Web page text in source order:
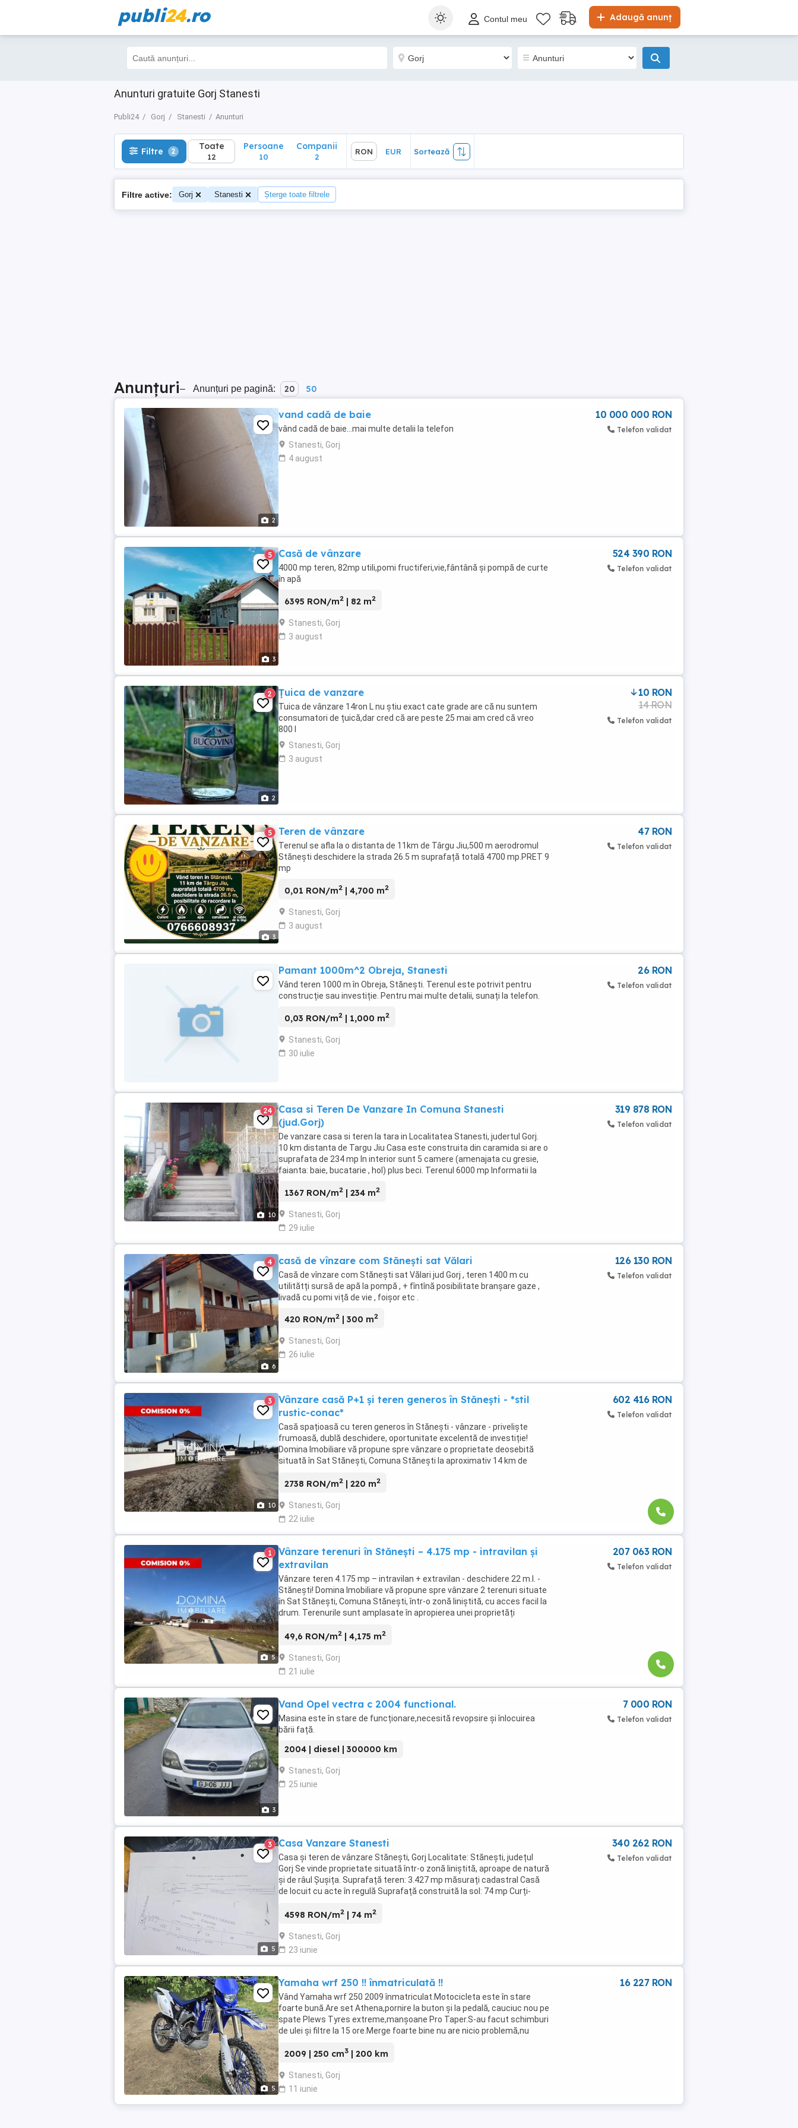
publi24.ro Adaugă anunț
Contul meu
Anunturi gratuite Gorj Stanesti
Publi24 Gorj Stanesti Anunturi
Filtre 2 Toate
12
Sortează
Filtre 2 Toate
12
Persoane
10
Companii
2
RON EUR Sortează
Filtre active: Gorj Stanesti Șterge toate filtrele
Anunțuri– Anunțuri pe pagină: 20 50
2
vand cadă de baie
vând cadă de baie...mai multe detalii la telefon
Stanesti, Gorj
4 august
10 000 000 RON
Telefon validat
3
5 Casă de vânzare
4000 mp teren, 82mp utili,pomi fructiferi,vie,fântână și pompă de curte
în apă
6395 RON/m2 | 82 m2
Stanesti, Gorj
3 august
524 390 RON
Telefon validat
2
2 Țuica de vanzare
Tuica de vânzare 14ron L nu știu exact cate grade are că nu suntem
consumatori de țuică,dar cred că are peste 25 mai am cred că vreo
800 l
Stanesti, Gorj
3 august
10 RON
14 RON
Telefon validat
3
5 Teren de vânzare
Terenul se afla la o distanta de 11km de Târgu Jiu,500 m aerodromul
Stănești deschidere la strada 26.5 m suprafață totală 4700 mp.PRET 9
mp
0,01 RON/m2 | 4,700 m2
Stanesti, Gorj
3 august
47 RON
Telefon validat
Pamant 1000m^2 Obreja, Stanesti
Vând teren 1000 m în Obreja, Stănești. Terenul este potrivit pentru
construcție sau investiție. Pentru mai multe detalii, sunați la telefon.
0,03 RON/m2 | 1,000 m2
Stanesti, Gorj
30 iulie
26 RON
Telefon validat
10
24
Casa si Teren De Vanzare In Comuna Stanesti
(jud.Gorj)
De vanzare casa si teren la tara in Localitatea Stanesti, judertul Gorj.
10 km distanta de Targu Jiu Casa este construita din caramida si are o
suprafata de 234 mp In interior sunt 5 camere (amenajata cu gresie,
faianta: baie, bucatarie , hol) plus beci. Terenul 6000 mp Informatii la
1367 RON/m2 | 234 m2
Stanesti, Gorj
29 iulie
319 878 RON
Telefon validat
6
4 casă de vînzare com Stănești sat Vălari
Casă de vînzare com Stănești sat Vălari jud Gorj , teren 1400 m cu
utilitătți sursă de apă la pompă , + fîntînă posibilitate branșare gaze ,
livadă cu pomi viță de vie , foișor etc .
420 RON/m2 | 300 m2
Stanesti, Gorj
26 iulie
126 130 RON
Telefon validat
10
3
Vânzare casă P+1 și teren generos în Stănești - *stil
rustic-conac*
Casă spațioasă cu teren generos în Stănești - vânzare - priveliște
frumoasă, dublă deschidere, oportunitate excelentă de investiție!
Domina Imobiliare vă propune spre vânzare o proprietate deosebită
situată în Sat Stănești, Comuna Stănești la aproximativ 14 km de
2738 RON/m2 | 220 m2
Stanesti, Gorj
22 iulie
602 416 RON
Telefon validat
5
1
Vânzare terenuri în Stănești – 4.175 mp - intravilan și
extravilan
Vânzare teren 4.175 mp – intravilan + extravilan - deschidere 22 m.l. -
Stănești! Domina Imobiliare vă propune spre vânzare 2 terenuri situate
în Sat Stănești, Comuna Stănești, într-o zonă liniștită, cu acces facil la
drum. Terenurile sunt amplasate în apropierea unei proprietăți
49,6 RON/m2 | 4,175 m2
Stanesti, Gorj
21 iulie
207 063 RON
Telefon validat
3
Vand Opel vectra c 2004 functional.
Masina este în stare de funcționare,necesită revopsire și înlocuirea
bării față.
2004 | diesel | 300000 km
Stanesti, Gorj
25 iunie
7 000 RON
Telefon validat
5
3 Casa Vanzare Stanesti
Casa și teren de vânzare Stănești, Gorj Localitate: Stănești, județul
Gorj Se vinde proprietate situată într-o zonă liniștită, aproape de natură
și de râul Șușița. Suprafață teren: 3.427 mp măsurați cadastral Casă
de locuit cu acte în regulă Suprafață construită la sol: 74 mp Curți-
4598 RON/m2 | 74 m2
Stanesti, Gorj
23 iunie
340 262 RON
Telefon validat
5
Yamaha wrf 250 !! înmatriculată !!
Vând Yamaha wrf 250 2009 înmatriculat.Motocicleta este în stare
foarte bună.Are set Athena,pornire la buton și la pedală, cauciuc nou pe
spate Plews Tyres extreme,manșoane Pro Taper.S-au facut schimburi
de ulei și filtre la 15 ore.Merge foarte bine nu are nicio problemă,nu
2009 | 250 cm3 | 200 km
Stanesti, Gorj
11 iunie
16 227 RON